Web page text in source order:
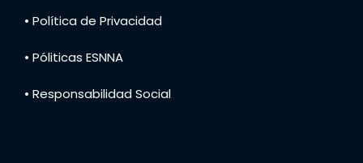
• Política de Privacidad
• Póliticas ESNNA
• Responsabilidad Social